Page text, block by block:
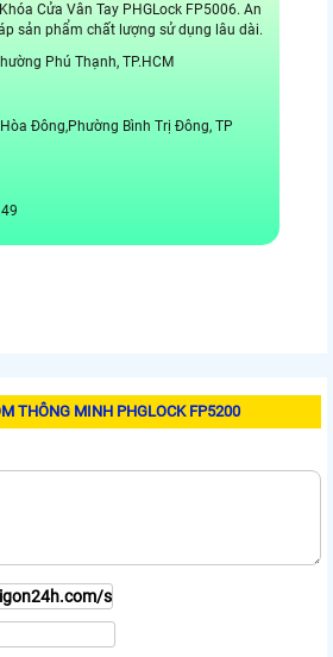
Cửa Vân Tay PHGLock FP5006. An
sản phẩm chất lượng sử dụng lâu dài.
Phú Thạnh, TP.HCM
Đông,Phường Bình Trị Đông, TP
THÔNG MINH PHGLOCK FP5200